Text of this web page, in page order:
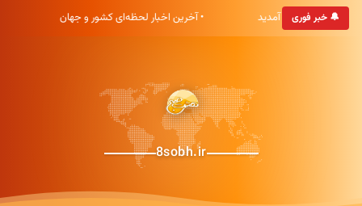
🔔 خبر فوری
هشت صبح خوش آمدید • آخرین اخبار لحظه‌ای کشور و جهان
8sobh.ir